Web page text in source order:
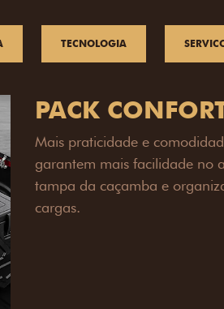
TECNOLOGIA
PACK OFF-
Prepare sua picape para
engate de reboque para até
lamas e overbumper,
proteção extra para a